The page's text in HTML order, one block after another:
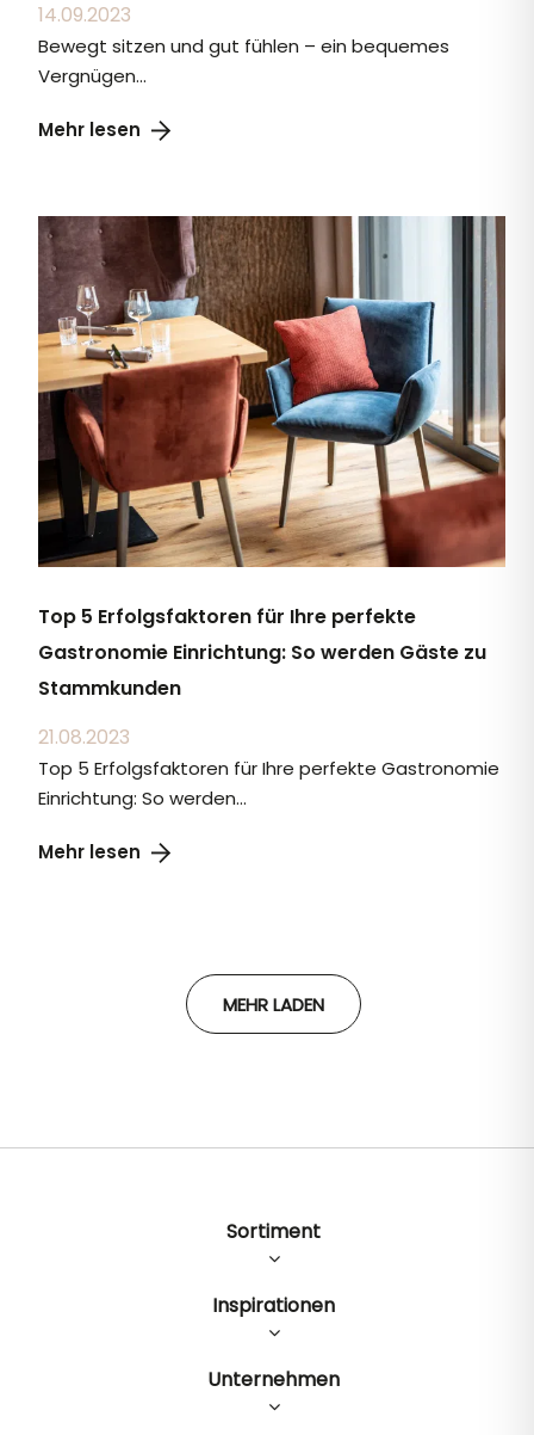
14.09.2023
Bewegt sitzen und gut fühlen – ein bequemes
Vergnügen...
Top 5 Erfolgsfaktoren für Ihre perfekte
Gastronomie Einrichtung: So werden Gäste zu
Stammkunden
21.08.2023
Top 5 Erfolgsfaktoren für Ihre perfekte Gastronomie
Einrichtung: So werden...
MEHR LADEN
Sortiment
Inspirationen
Unternehmen